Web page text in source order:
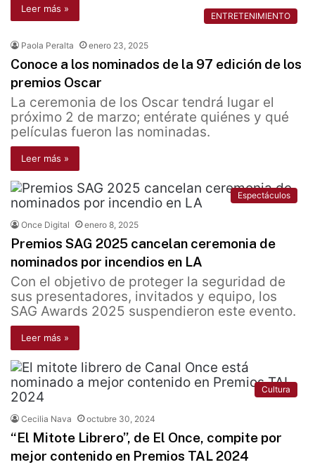
Leer más »
ENTRETENIMIENTO
Paola Peralta enero 23, 2025
Conoce a los nominados de la 97 edición de los
premios Oscar
La ceremonia de los Oscar tendrá lugar el
próximo 2 de marzo; entérate quiénes y qué
películas fueron las nominadas.
Leer más »
Espectáculos
Once Digital enero 8, 2025
Premios SAG 2025 cancelan ceremonia de
nominados por incendios en LA
Con el objetivo de proteger la seguridad de
sus presentadores, invitados y equipo, los
SAG Awards 2025 suspendieron este evento.
Leer más »
Cultura
Cecilia Nava octubre 30, 2024
“El Mitote Librero”, de El Once, compite por
mejor contenido en Premios TAL 2024